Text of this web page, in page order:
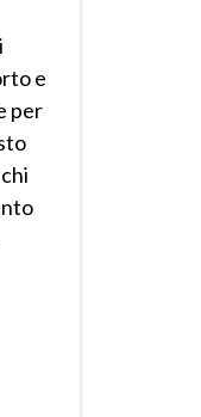
e
per